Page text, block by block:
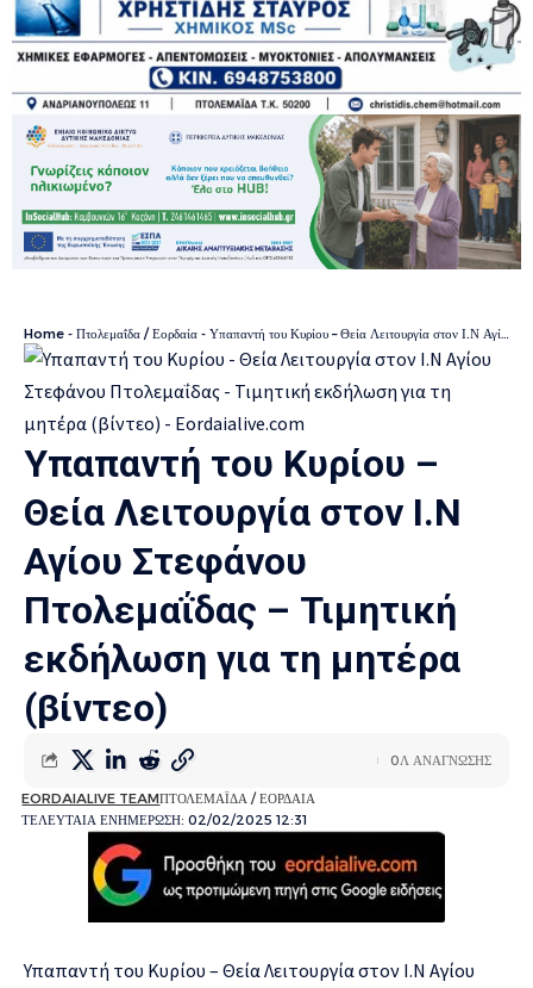
Home - Πτολεμαΐδα / Εορδαία - Υπαπαντή του Κυρίου – Θεία Λειτουργία στον Ι.Ν Αγίου Στεφάνου Πτολεμαΐδας – Τιμητική εκδήλωση για τη μητέρα (βίντεο)
Υπαπαντή του Κυρίου –
Θεία Λειτουργία στον Ι.Ν
Αγίου Στεφάνου
Πτολεμαΐδας – Τιμητική
εκδήλωση για τη μητέρα
(βίντεο)
ΤΕΛΕΥΤΑΙΑ ΕΝΗΜΕΡΩΣΗ: 02/02/2025 12:31
EORDAIALIVE TEAMΠΤΟΛΕΜΑΪΔΑ / ΕΟΡΔΑΙΑ
0Λ ΑΝΑΓΝΩΣΗΣ
Υπαπαντή του Κυρίου – Θεία Λειτουργία στον Ι.Ν Αγίου